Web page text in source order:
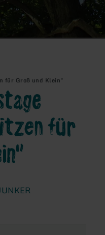
für Groß und Klein"
für